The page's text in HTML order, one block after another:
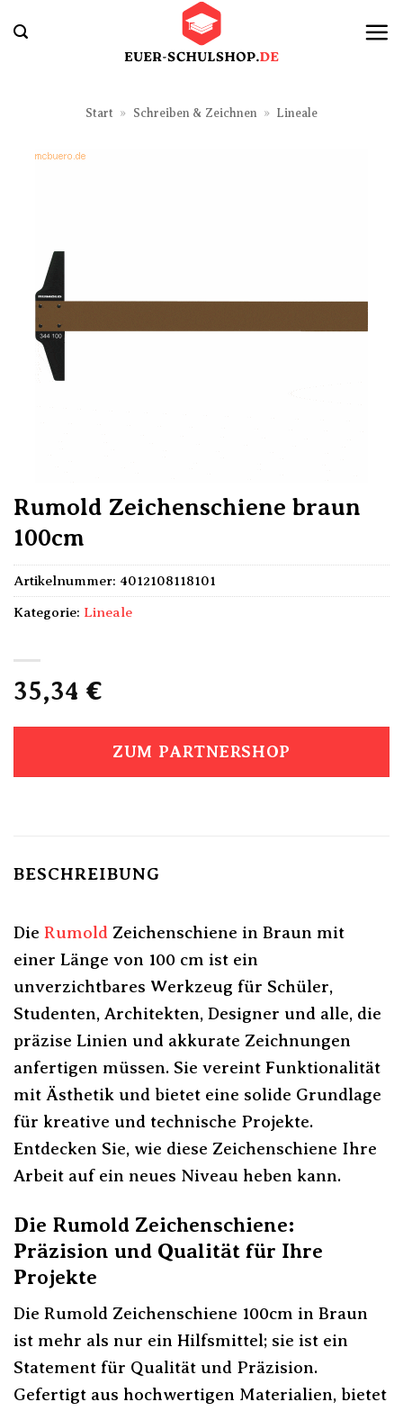
Inhalt
Start » Schreiben & Zeichnen » Lineale
Rumold Zeichenschiene braun
100cm
35,34 €
ZUM PARTNERSHOP
Artikelnummer: 4012108118101
Kategorie: Lineale
BESCHREIBUNG
Die Rumold Zeichenschiene in Braun mit
einer Länge von 100 cm ist ein
unverzichtbares Werkzeug für Schüler,
Studenten, Architekten, Designer und alle, die
präzise Linien und akkurate Zeichnungen
anfertigen müssen. Sie vereint Funktionalität
mit Ästhetik und bietet eine solide Grundlage
für kreative und technische Projekte.
Entdecken Sie, wie diese Zeichenschiene Ihre
Arbeit auf ein neues Niveau heben kann.
Die Rumold Zeichenschiene:
Präzision und Qualität für Ihre
Projekte
Die Rumold Zeichenschiene 100cm in Braun
ist mehr als nur ein Hilfsmittel; sie ist ein
Statement für Qualität und Präzision.
Gefertigt aus hochwertigen Materialien, bietet